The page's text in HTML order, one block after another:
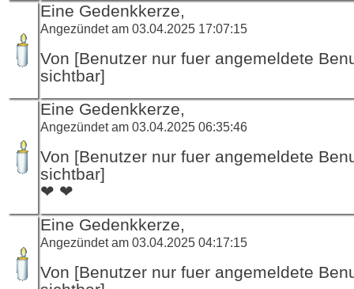
Eine Gedenkkerze,
Angezündet am 03.04.2025 17:07:15
Von [Benutzer nur fuer angemeldete
sichtbar]
Eine Gedenkkerze,
Angezündet am 03.04.2025 06:35:46
Von [Benutzer nur fuer angemeldete
sichtbar]
❤ ❤
Eine Gedenkkerze,
Angezündet am 03.04.2025 04:17:15
Von [Benutzer nur fuer angemeldete